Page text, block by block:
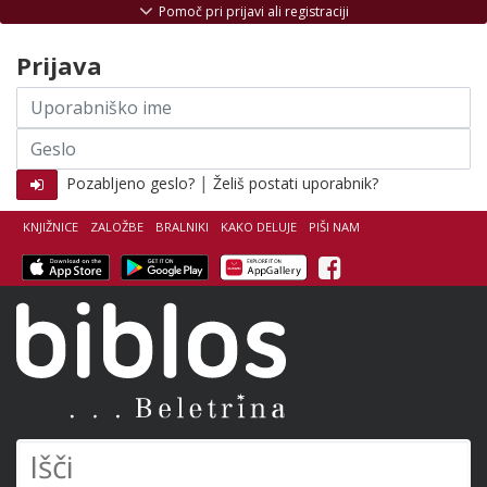
KNJIŽNICE ZALOŽBE BRALNIKI KAKO DELUJE PIŠI NAM
Facebook
Pomoč pri prijavi ali registraciji
Prijava
Uporabniško
ime
Geslo
Pozabljeno geslo? | Želiš postati uporabnik?